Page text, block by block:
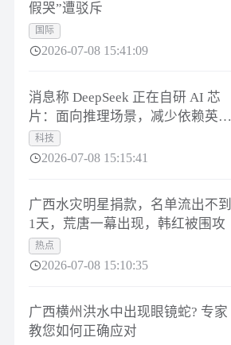
假哭”遭驳斥
国际
2026-07-08 15:41:09
消息称 DeepSeek 正在自研 AI 芯
片：面向推理场景，减少依赖英伟
达、华为
科技
2026-07-08 15:15:41
广西水灾明星捐款，名单流出不到
1天，荒唐一幕出现，韩红被围攻
热点
2026-07-08 15:10:35
广西横州洪水中出现眼镜蛇? 专家
教您如何正确应对